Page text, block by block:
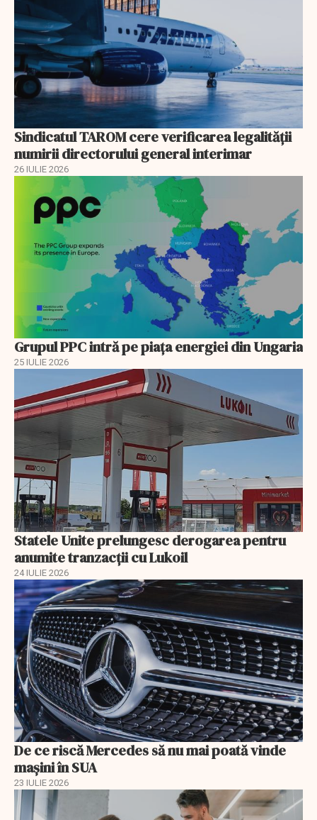
Sindicatul TAROM cere verificarea legalității
numirii directorului general interimar
26 IULIE 2026
Grupul PPC intră pe piața energiei din Ungaria
25 IULIE 2026
Statele Unite prelungesc derogarea pentru
anumite tranzacții cu Lukoil
24 IULIE 2026
De ce riscă Mercedes să nu mai poată vinde
mașini în SUA
23 IULIE 2026